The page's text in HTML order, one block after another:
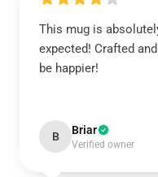
This mug is
expected! Crafted
be happier!
B Briar
Verified owner